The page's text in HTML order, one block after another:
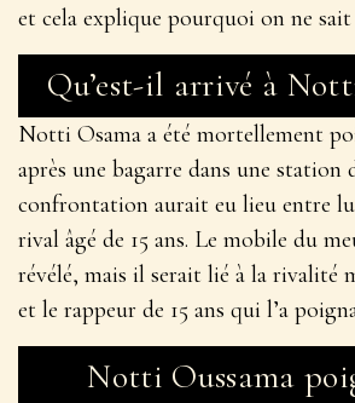
et cela explique pourquoi on ne
Qu’est-il arrivé à
Notti Osama a été mortellement
après une bagarre dans une station
confrontation aurait eu lieu entre
rival âgé de 15 ans. Le mobile du
révélé, mais il serait lié à la rivalité
et le rappeur de 15 ans qui l’a
Notti Oussama